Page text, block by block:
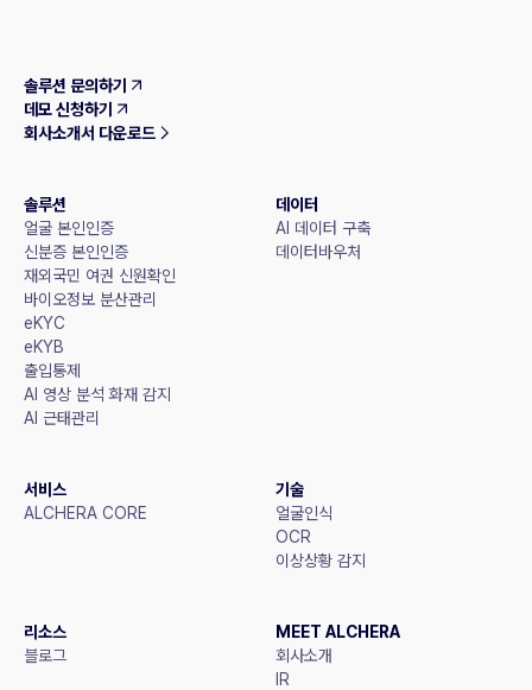
솔루션 문의하기
데모 신청하기
회사소개서 다운로드
솔루션
얼굴 본인인증
신분증 본인인증
재외국민 여권 신원확인
바이오정보 분산관리
eKYC
eKYB
출입통제
AI 영상 분석 화재 감지
AI 근태관리
데이터
AI 데이터 구축
데이터바우처
서비스
ALCHERA CORE
기술
얼굴인식
OCR
이상상황 감지
리소스
블로그
MEET ALCHERA
회사소개
IR